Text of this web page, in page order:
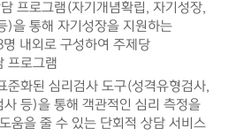
프로그램(자기개념확립, 자기성장,
)을 통해 자기성장을 지원하는
내외로 구성하여 주제당
프로그램
준화된 심리검사 도구(성격유형검사,
등)을 통해 객관적인 심리 측정을
움을 줄 수 있는 단회적 상담 서비스